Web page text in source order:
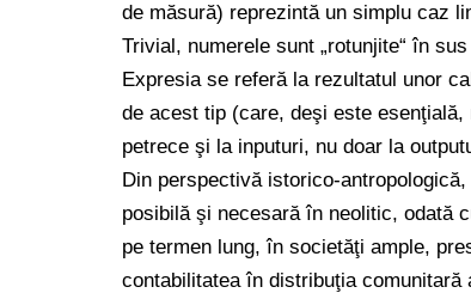
de măsură) reprezintă un simplu caz
Trivial, numerele sunt „rotunjite“ în
Expresia se referă la rezultatul unor
de acest tip (care, deşi este
petrece şi la inputuri, nu doar la
Din perspectivă istorico-
posibilă şi necesară în neolitic, odată
pe termen lung, în societăţi ample,
contabilitatea în distribuţia